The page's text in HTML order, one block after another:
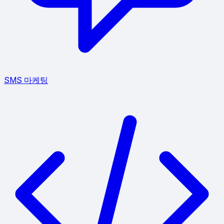
SMS 마케팅